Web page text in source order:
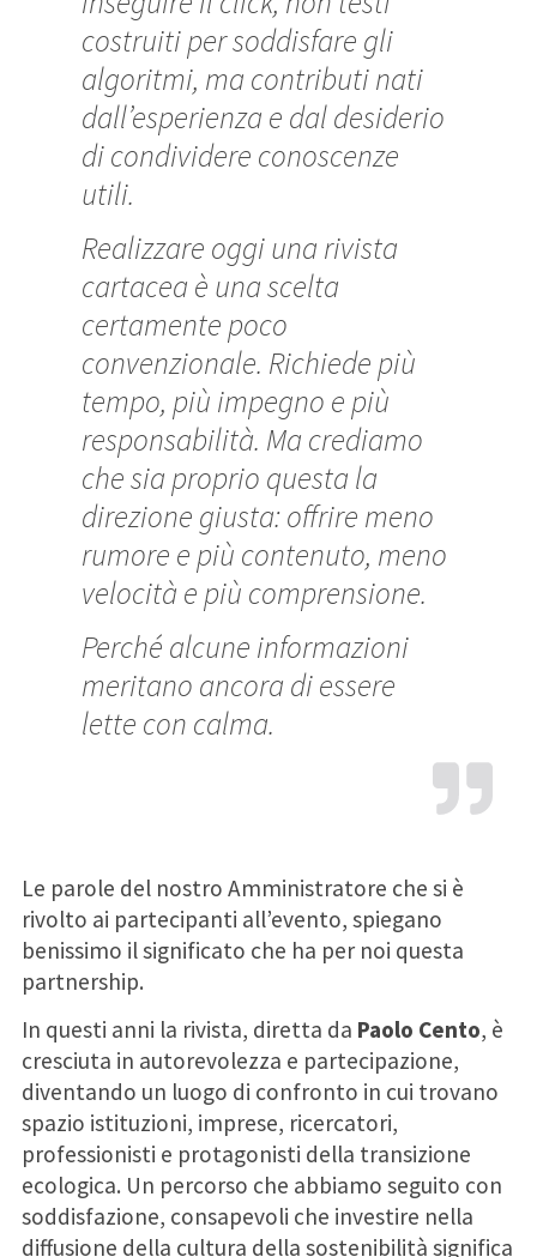
costruiti per soddisfare gli
algoritmi, ma contributi nati
dall’esperienza e dal desiderio
di condividere conoscenze
utili.
Realizzare oggi una rivista
cartacea è una scelta
certamente poco
convenzionale. Richiede più
tempo, più impegno e più
responsabilità. Ma crediamo
che sia proprio questa la
direzione giusta: offrire meno
rumore e più contenuto, meno
velocità e più comprensione.
Perché alcune informazioni
meritano ancora di essere
lette con calma.
Le parole del nostro Amministratore che si è
rivolto ai partecipanti all’evento, spiegano
benissimo il significato che ha per noi questa
partnership.
In questi anni la rivista, diretta da Paolo Cento, è
cresciuta in autorevolezza e partecipazione,
diventando un luogo di confronto in cui trovano
spazio istituzioni, imprese, ricercatori,
professionisti e protagonisti della transizione
ecologica. Un percorso che abbiamo seguito con
soddisfazione, consapevoli che investire nella
diffusione della cultura della sostenibilità significa